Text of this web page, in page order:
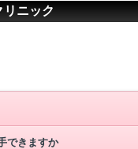
ニック
できますか